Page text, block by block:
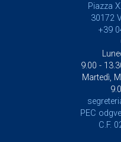
Piazza
30172
+39
9.00 -
Martedì,
PEC
C.F.